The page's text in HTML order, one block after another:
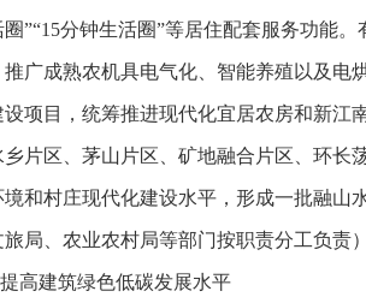
圈”“15分钟生活圈”等居住配套服务功能
推广成熟农机具电气化、智能养殖以及电
设项目，统筹推进现代化宜居农房和新江
乡片区、茅山片区、矿地融合片区、环长
境和村庄现代化建设水平，形成一批融
旅局、农业农村局等部门按职责分工负责
高建筑绿色低碳发展水平